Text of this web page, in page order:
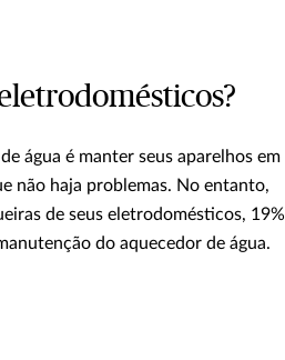
água é manter seus aparelhos em
não haja problemas. No entanto,
de seus eletrodomésticos, 19%
do aquecedor de água.